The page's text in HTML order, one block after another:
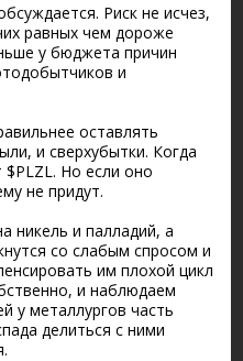
Риск не исчез,
равных чем дороже
у бюджета причин
и
оставлять
и сверхубытки. Когда
Но если оно
не придут.
никель и палладий, а
со слабым спросом и
им плохой цикл
и наблюдаем
у металлургов часть
делиться с ними